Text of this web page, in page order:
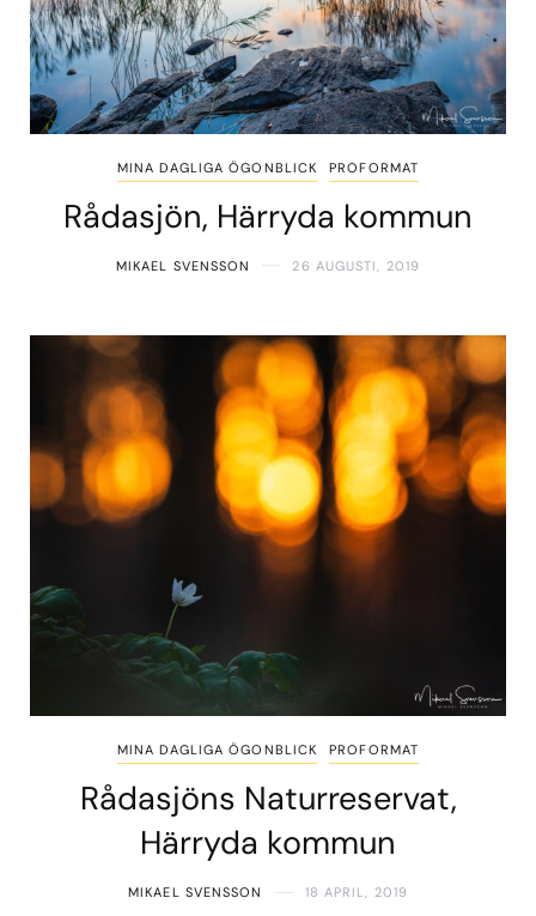
MINA DAGLIGA ÖGONBLICK PROFORMAT
Rådasjön, Härryda kommun
MIKAEL SVENSSON 26 AUGUSTI, 2019
MINA DAGLIGA ÖGONBLICK PROFORMAT
Rådasjöns Naturreservat,
Härryda kommun
MIKAEL SVENSSON 18 APRIL, 2019